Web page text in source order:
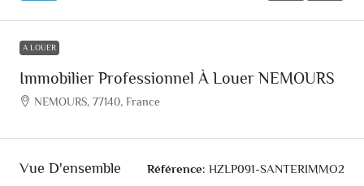
A LOUER
Immobilier Professionnel À Louer NEMOURS
NEMOURS, 77140, France
Vue D'ensemble Référence: HZLP091-SANTERIMMO2